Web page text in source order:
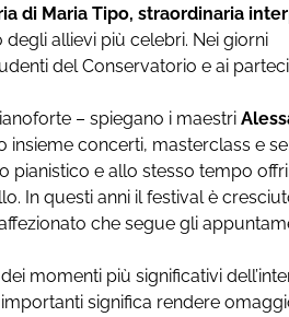
di Maria Tipo, straordinaria
allievi più celebri. Nei giorni
del Conservatorio e ai
– spiegano i maestri
concerti, masterclass e
pianistico e allo stesso tempo
In questi anni il festival è
che segue gli
momenti più significativi
significa rendere